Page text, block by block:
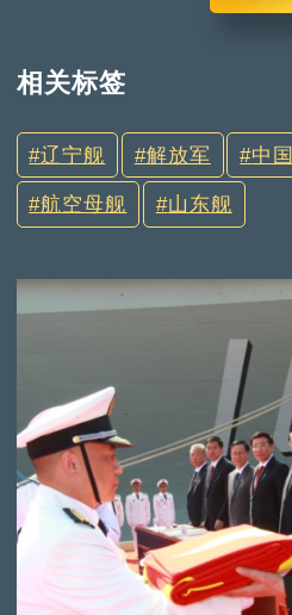
相关标签
辽宁舰 解放军 中
航空母舰 山东舰